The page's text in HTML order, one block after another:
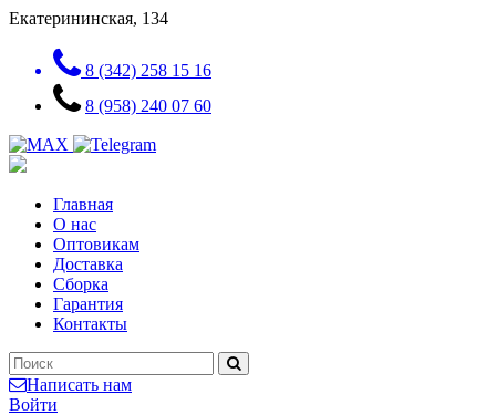
Екатерининская, 134
8 (342) 258 15 16
8 (958) 240 07 60
Главная
О нас
Оптовикам
Доставка
Сборка
Гарантия
Контакты
Написать нам
Войти